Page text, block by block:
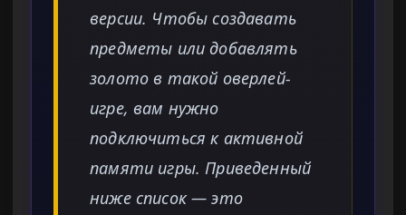
версии. Чтобы создавать
предметы или добавлять
золото в такой оверлей-
игре, вам нужно
подключиться к активной
памяти игры. Приведенный
ниже список — это